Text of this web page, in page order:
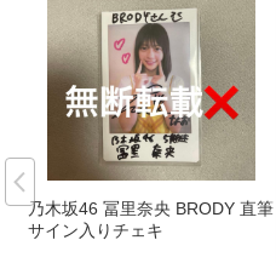
乃木坂46 冨里奈央 BRODY 直筆
サイン入りチェキ